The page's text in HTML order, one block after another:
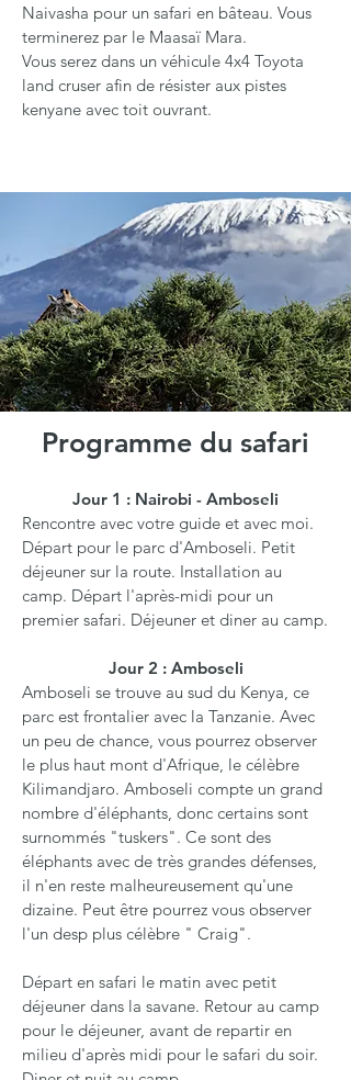
Naivasha pour un safari en bâteau. Vous
terminerez par le Maasaï Mara.
Vous serez dans un véhicule 4x4 Toyota
land cruser afin de résister aux pistes
kenyane avec toit ouvrant.
Programme du safari
Jour 1 : Nairobi - Amboseli
Rencontre avec votre guide et avec moi.
Départ pour le parc d'Amboseli. Petit
déjeuner sur la route. Installation au
camp. Départ l'après-midi pour un
premier safari. Déjeuner et diner au camp.
Jour 2 : Amboseli
Amboseli se trouve au sud du Kenya, ce
parc est frontalier avec la Tanzanie. Avec
un peu de chance, vous pourrez observer
le plus haut mont d'Afrique, le célèbre
Kilimandjaro. Amboseli compte un grand
nombre d'éléphants, donc certains sont
surnommés "tuskers". Ce sont des
éléphants avec de très grandes défenses,
il n'en reste malheureusement qu'une
dizaine. Peut être pourrez vous observer
l'un desp plus célèbre " Craig".
Départ en safari le matin avec petit
déjeuner dans la savane. Retour au camp
pour le déjeuner, avant de repartir en
milieu d'après midi pour le safari du soir.